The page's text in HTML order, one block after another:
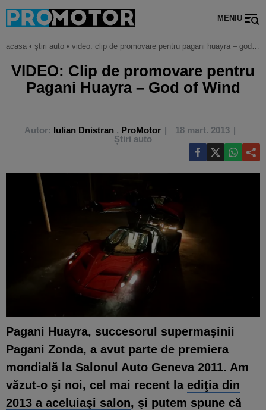
MENIU
acasa • știri auto • video: clip de promovare pentru pagani huayra – god of wind
VIDEO: Clip de promovare pentru
Pagani Huayra – God of Wind
Autor: Iulian Dnistran , ProMotor
18 mart. 2013
Știri auto
Pagani Huayra, succesorul supermaşinii
Pagani Zonda, a avut parte de premiera
mondială la Salonul Auto Geneva 2011. Am
văzut-o şi noi, cel mai recent la ediţia din
2013 a aceluiaşi salon, şi putem spune că